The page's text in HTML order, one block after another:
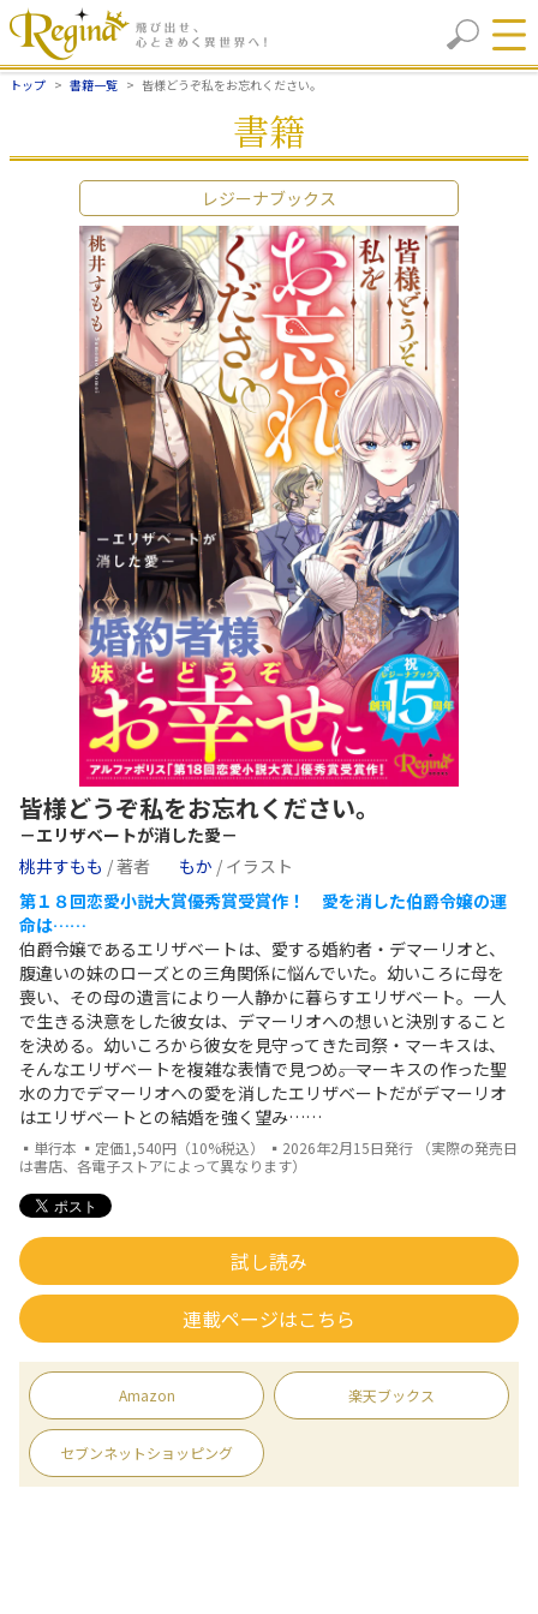
トップ 書籍一覧 皆様どうぞ私をお忘れください。
書籍
レジーナブックス
皆様どうぞ私をお忘れください。
－エリザベートが消した愛－
桃井すもも / 著者 もか / イラスト
第１８回恋愛小説大賞優秀賞受賞作！ 愛を消した伯爵令嬢の運
命は……
伯爵令嬢であるエリザベートは、愛する婚約者・デマーリオと、
腹違いの妹のローズとの三角関係に悩んでいた。幼いころに母を
喪い、その母の遺言により一人静かに暮らすエリザベート。一人
で生きる決意をした彼女は、デマーリオへの想いと決別すること
を決める。幼いころから彼女を見守ってきた司祭・マーキスは、
そんなエリザベートを複雑な表情で見つめ――。マーキスの作った聖
水の力でデマーリオへの愛を消したエリザベートだがデマーリオ
はエリザベートとの結婚を強く望み……
▪単行本 ▪定価1,540円（10%税込） ▪2026年2月15日発行 （実際の発売日
は書店、各電子ストアによって異なります）
試し読み
連載ページはこちら
Amazon 楽天ブックス
セブンネットショッピング